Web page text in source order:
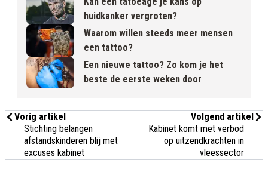
huidkanker vergroten?
Waarom willen steeds meer mensen
een tattoo?
Een nieuwe tattoo? Zo kom je het
beste de eerste weken door
Vorig artikel
Stichting belangen
afstandskinderen blij met
excuses kabinet
Volgend artikel
Kabinet komt met verbod
op uitzendkrachten in
vleessector